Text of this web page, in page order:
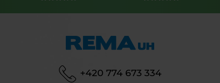
+420 774 673 334